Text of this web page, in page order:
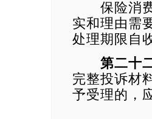
保险消费
实和理由需
处理期限自
第二十
完整投诉材
予受理的，